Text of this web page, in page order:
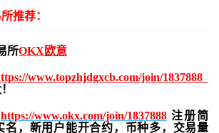
推荐：
所OKX欧意
www.topzhjdgxcb.com/join/1837888
https://www.okx.com/join/1837888注册简
，新用户能开合约， 币种多，交易量